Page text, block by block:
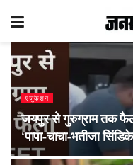
एजुकेशन
जयपुर से गुरुग्राम तक
‘पापा-चाचा-भतीजा